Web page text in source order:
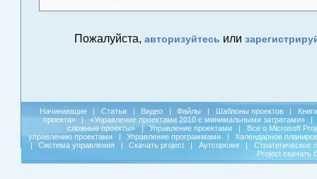
Пожалуйста, авторизуйтесь или
Начинающие | Статьи | Видео | Файлы | Шаблоны проектов |
Книги
проекта»
| «Управление проектами 2010 с минимальными затратами»
|
сложные проекты»
| Управление проектами |
Все о Microsoft
управлению проектами
| Управление программами |
Календарное
|
Система управления | Скачать project | Аутсорсинг |
Стратегическое
Project скачать